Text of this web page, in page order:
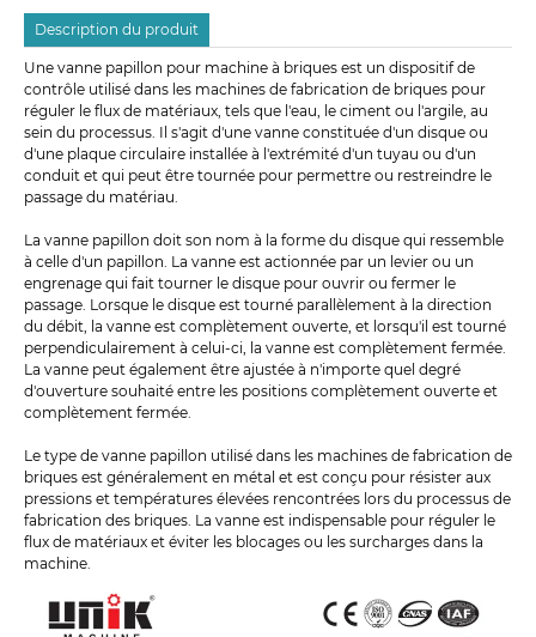
Description du produit
Une vanne papillon pour machine à briques est un dispositif de
contrôle utilisé dans les machines de fabrication de briques pour
réguler le flux de matériaux, tels que l'eau, le ciment ou l'argile, au
sein du processus. Il s'agit d'une vanne constituée d'un disque ou
d'une plaque circulaire installée à l'extrémité d'un tuyau ou d'un
conduit et qui peut être tournée pour permettre ou restreindre le
passage du matériau.
La vanne papillon doit son nom à la forme du disque qui ressemble
à celle d'un papillon. La vanne est actionnée par un levier ou un
engrenage qui fait tourner le disque pour ouvrir ou fermer le
passage. Lorsque le disque est tourné parallèlement à la direction
du débit, la vanne est complètement ouverte, et lorsqu'il est tourné
perpendiculairement à celui-ci, la vanne est complètement fermée.
La vanne peut également être ajustée à n'importe quel degré
d'ouverture souhaité entre les positions complètement ouverte et
complètement fermée.
Le type de vanne papillon utilisé dans les machines de fabrication de
briques est généralement en métal et est conçu pour résister aux
pressions et températures élevées rencontrées lors du processus de
fabrication des briques. La vanne est indispensable pour réguler le
flux de matériaux et éviter les blocages ou les surcharges dans la
machine.